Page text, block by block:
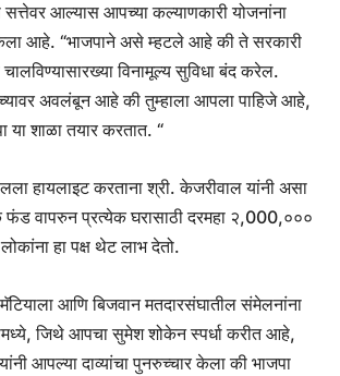
सत्तेवर आल्यास आपच्या कल्याणकारी योजनांना
केला आहे. “भाजपाने असे म्हटले आहे की ते सरकारी
विनामूल्य सुविधा बंद करेल.
अवलंबून आहे की तुम्हाला आपला पाहिजे आहे,
या शाळा तयार करतात. “
हायलाइट करताना श्री. केजरीवाल यांनी असा
फंड वापरुन प्रत्येक घरासाठी दरमहा २,000,०००
हा पक्ष थेट लाभ देतो.
आणि बिजवान मतदारसंघातील संमेलनांना
जिथे आपचा सुमेश शोकेन स्पर्धा करीत आहे,
आपल्या दाव्यांचा पुनरुच्चार केला की भाजपा